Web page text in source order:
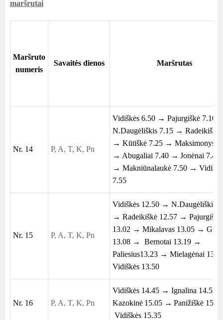
maršrutai
Maršruto
numeris
Savaitės dienos Maršrutas
Nr. 14 P, A, T, K, Pn
Vidiškės 6.50 → Pajurgiškė 7.10
N.Daugėliškis 7.15 → Radeikiškė
→ Kūtiškė 7.25 → Maksimonys
→ Abugaliai 7.40 → Jonėnai 7.45
→ Makniūnalaukė 7.50 →
7.55
Nr. 15 P, A, T, K, Pn
Vidiškės 12.50 →
→ Radeikiškė 12.57 → Pajurgiškė
13.02 → Mikalavas 13.05 →
13.08 → Bernotai 13.19 →
Paliesius13.23 → Mielagėnai
Vidiškės 13.50
Nr. 16 P, A, T, K, Pn
Vidiškės 14.45 → Ignalina 14.55
Kazokinė 15.05 → Panižiškė
Vidiškės 15.35